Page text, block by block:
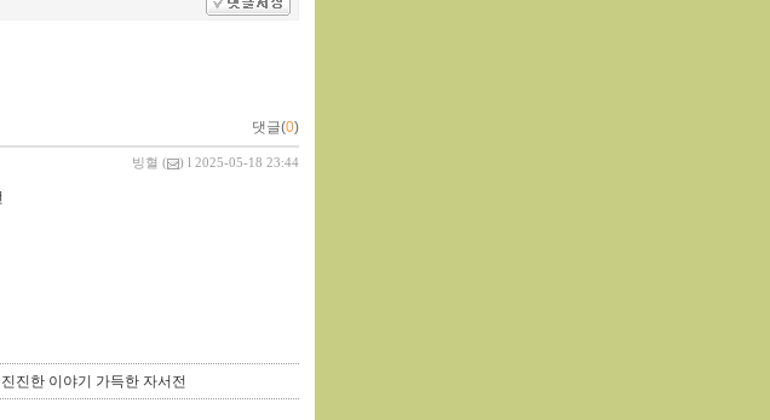
댓글(0)
빙혈 ( ) l 2025-05-18 23:44
진한 이야기 가득한 자서전